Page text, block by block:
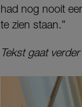
had nog nooit
te zien staan.”
Tekst gaat